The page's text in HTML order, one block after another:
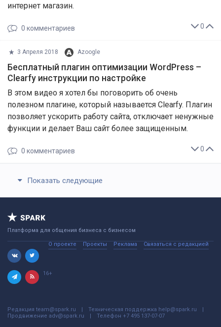
интернет магазин.
0
0 комментариев
3 Апреля 2018 Azoogle
Бесплатный плагин оптимизации WordPress –
Clearfy инструкции по настройке
В этом видео я хотел бы поговорить об очень
полезном плагине, который называется Clearfy. Плагин
позволяет ускорить работу сайта, отключает ненужные
функции и делает Ваш сайт более защищенным.
0
0 комментариев
Показать следующие
Платформа для общения бизнеса с бизнесом
О проекте Проекты Реклама Связаться с редакцией
16+
Редакция team@spark.ru Техническая поддержка help@spark.ru
Продвижение adv@spark.ru Телефон +7 495 137-07-07